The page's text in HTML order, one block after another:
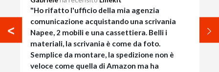
"Ho rifatto l'ufficio della mia agenzia
comunicazione acquistando una scrivania
Napee, 2 mobili e una cassettiera. Belli i
materiali, la scrivania è come da foto.
Semplice da montare, la spedizione non è
veloce come quella di Amazon ma ha